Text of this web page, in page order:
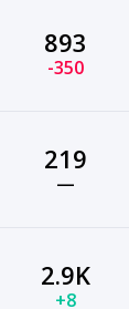
893
-350
219
—
2.9K
+8